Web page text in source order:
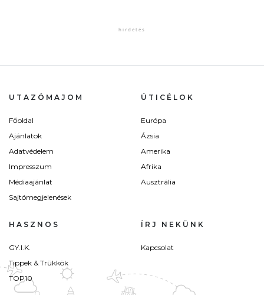
UTAZÓMAJOM
Főoldal
Ajánlatok
Adatvédelem
Impresszum
Médiaajánlat
Sajtómegjelenések
ÚTICÉLOK
Európa
Ázsia
Amerika
Afrika
Ausztrália
HASZNOS
GY.I.K.
Tippek & Trükkök
TOP10
ÍRJ NEKÜNK
Kapcsolat